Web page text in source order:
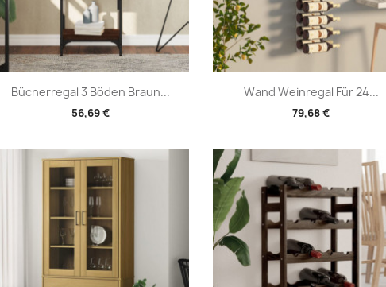
Bücherregal 3 Böden Braun...
56,69 €
Vorschau Wand Weinregal Für 24...
79,68 €
Vorschau